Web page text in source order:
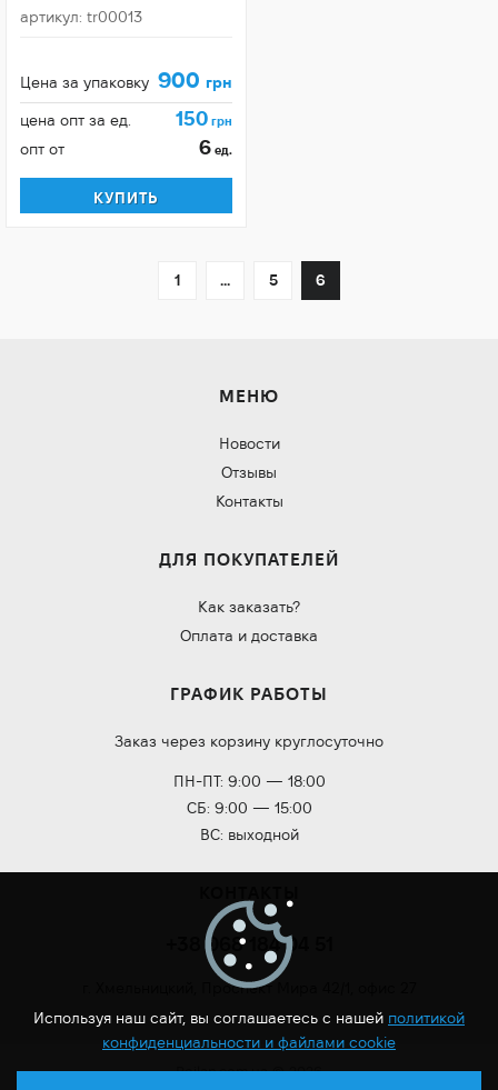
артикул: tr00013
Цена за упаковку 900 грн
цена опт за ед. 150 грн
опт от 6 ед.
КУПИТЬ
1 ... 5 6
МЕНЮ
Новости
Отзывы
Контакты
ДЛЯ ПОКУПАТЕЛЕЙ
Как заказать?
Оплата и доставка
ГРАФИК РАБОТЫ
Заказ через корзину круглосуточно
ПН-ПТ: 9:00 — 18:00
СБ: 9:00 — 15:00
ВС: выходной
+38 068 184 04 51
г. Хмельницкий, Проспект Мира 42/1, офис 27
Roilan.com.ua © 2026
Используя наш сайт, вы соглашаетесь с нашей политикой
конфиденциальности и файлами cookie